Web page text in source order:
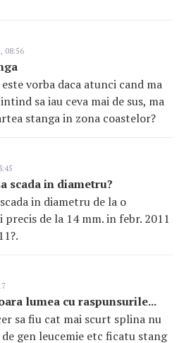
08:56
vorba daca atunci cand ma
sa iau ceva mai de sus, ma
stanga in zona coastelor?
scada in diametru?
in diametru de la o
precis de la 14 mm. in febr. 2011
lumea cu raspunsurile...
sa fiu cat mai scurt splina nu
gen leucemie etc ficatu stang